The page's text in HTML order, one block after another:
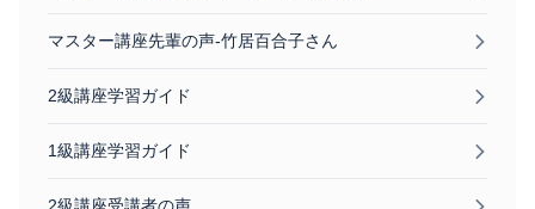
マスター講座先輩の声-竹居百合子さん
2級講座学習ガイド
1級講座学習ガイド